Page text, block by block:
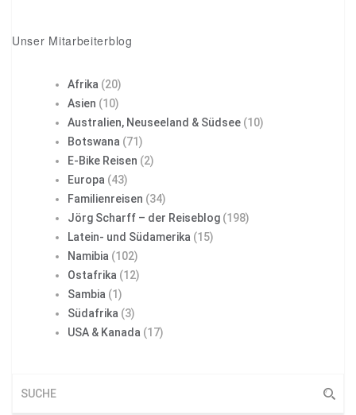
Unser Mitarbeiterblog
Afrika (20)
Asien (10)
Australien, Neuseeland & Südsee (10)
Botswana (71)
E-Bike Reisen (2)
Europa (43)
Familienreisen (34)
Jörg Scharff – der Reiseblog (198)
Latein- und Südamerika (15)
Namibia (102)
Ostafrika (12)
Sambia (1)
Südafrika (3)
USA & Kanada (17)